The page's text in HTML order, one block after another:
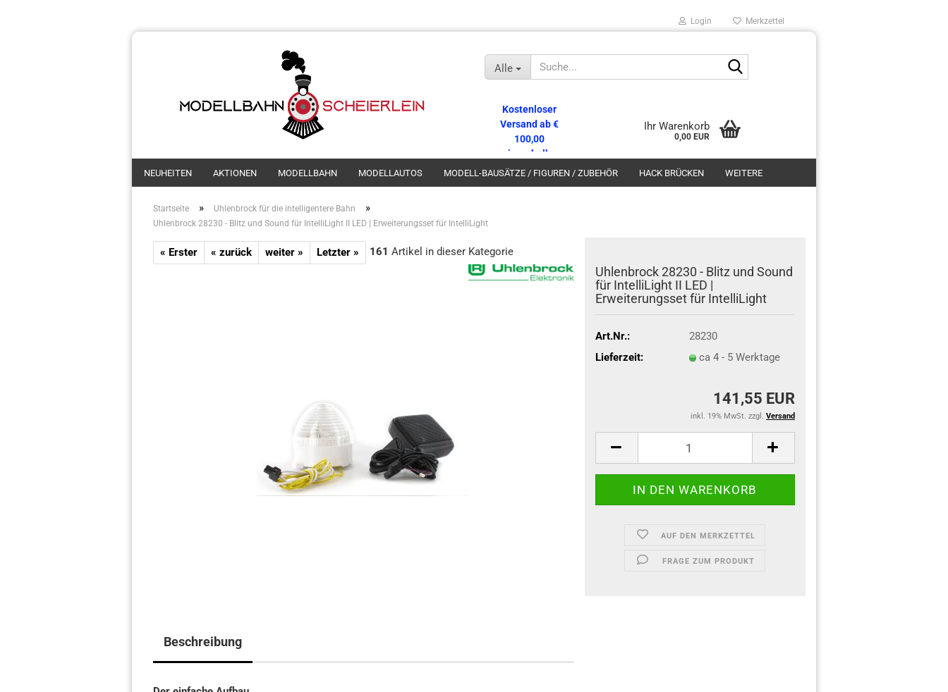
Login Merkzettel
Alle
Kostenloser
Versand ab €
100,00
innerhalb
Deutschlands!
Ihr Warenkorb
0,00 EUR
NEUHEITEN AKTIONEN MODELLBAHN MODELLAUTOS MODELL-BAUSÄTZE / FIGUREN / ZUBEHÖR HACK BRÜCKEN WEITERE
Startseite » Uhlenbrock für die intelligentere Bahn »
Uhlenbrock 28230 - Blitz und Sound für IntelliLight II LED | Erweiterungsset für IntelliLight
« Erster « zurück weiter » Letzter » 161 Artikel in dieser Kategorie
Uhlenbrock 28230 - Blitz und Sound
für IntelliLight II LED |
Erweiterungsset für IntelliLight
Art.Nr.:
28230
Lieferzeit:
ca 4 - 5 Werktage
141,55 EUR
inkl. 19% MwSt. zzgl. Versand
AUF DEN MERKZETTEL
FRAGE ZUM PRODUKT
Beschreibung